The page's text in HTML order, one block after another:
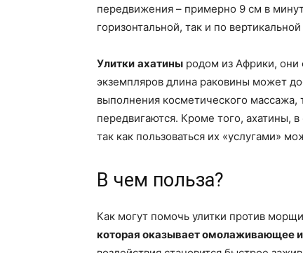
передвижения – примерно 9 см в
горизонтальной, так и по
Улитки ахатины родом из Африки, они
экземпляров длина раковины может
выполнения косметического массажа,
передвигаются. Кроме того, ахатины,
так как пользоваться их «услугами»
В чем польза?
Как могут помочь улитки против
которая оказывает омолаживающее